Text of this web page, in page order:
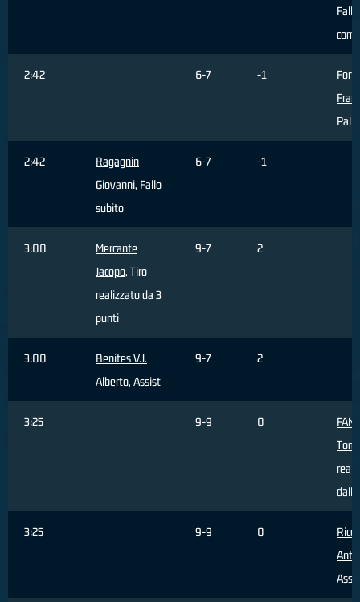
Fallo
2:42 6-7 -1
Forti
2:42
Ragagnin
Giovanni, Fallo
subito
6-7 -1
3:00
Mercante
Jacopo, Tiro
realizzato da 3
punti
9-7 2
3:00
Benites V.J.
Alberto, Assist
9-7 2
3:25 9-9 0
3:25 9-9 0
Ricci